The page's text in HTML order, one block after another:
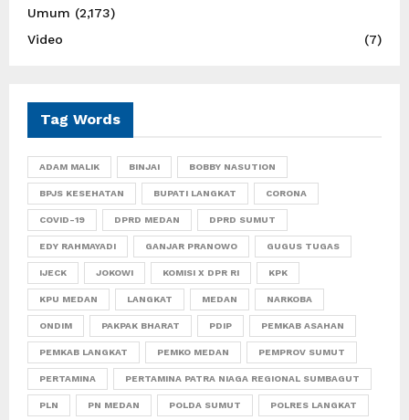
Umum (2,173)
Video
(7)
Tag Words
ADAM MALIK BINJAI BOBBY NASUTION
BPJS KESEHATAN BUPATI LANGKAT CORONA
COVID-19 DPRD MEDAN DPRD SUMUT
EDY RAHMAYADI GANJAR PRANOWO GUGUS TUGAS
IJECK JOKOWI KOMISI X DPR RI KPK
KPU MEDAN LANGKAT MEDAN NARKOBA
ONDIM PAKPAK BHARAT PDIP PEMKAB ASAHAN
PEMKAB LANGKAT PEMKO MEDAN PEMPROV SUMUT
PERTAMINA PERTAMINA PATRA NIAGA REGIONAL SUMBAGUT
PLN PN MEDAN POLDA SUMUT POLRES LANGKAT